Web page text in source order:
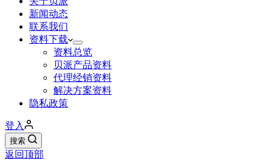
新闻动态
联系我们
资料下载
资料总览
贝派产品资料
代理经销资料
解决方案资料
隐私政策
登入
搜索
返回顶部